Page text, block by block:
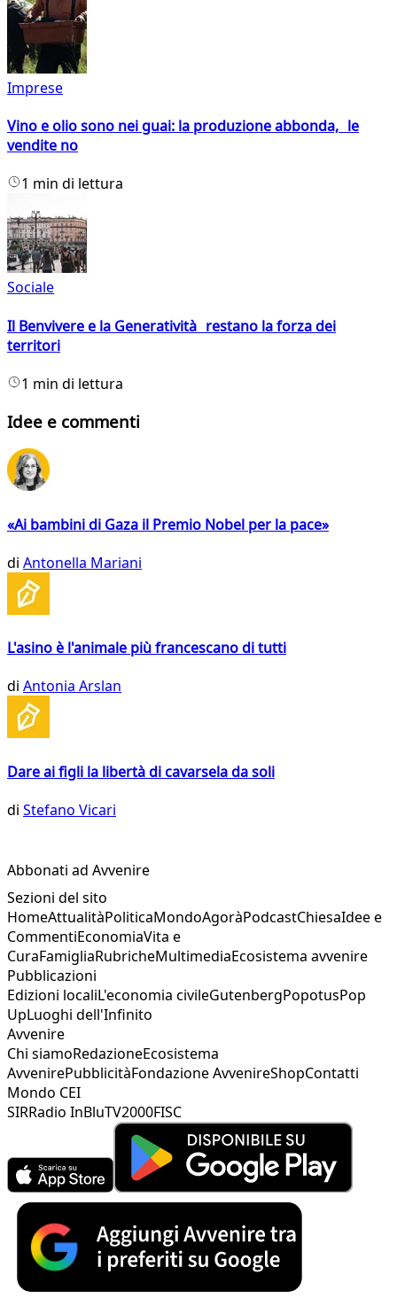
Imprese
Vino e olio sono nei guai: la produzione abbonda, le
vendite no
1 min di lettura
Sociale
Il Benvivere e la Generatività restano la forza dei
territori
1 min di lettura
Idee e commenti
«Ai bambini di Gaza il Premio Nobel per la pace»
di Antonella Mariani
L'asino è l'animale più francescano di tutti
di Antonia Arslan
Dare ai figli la libertà di cavarsela da soli
di Stefano Vicari
Abbonati ad Avvenire
Sezioni del sito
HomeAttualitàPoliticaMondoAgoràPodcastChiesaIdee e
CommentiEconomiaVita e
CuraFamigliaRubricheMultimediaEcosistema avvenire
Pubblicazioni
Edizioni localiL'economia civileGutenbergPopotusPop
UpLuoghi dell'Infinito
Avvenire
Chi siamoRedazioneEcosistema
AvvenirePubblicitàFondazione AvvenireShopContatti
Mondo CEI
SIRRadio InBluTV2000FISC